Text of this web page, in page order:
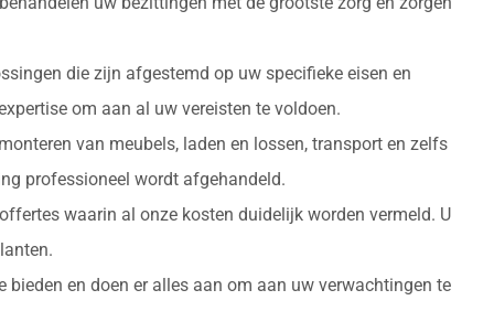
die zijn afgestemd op uw specifieke eisen en
om aan al uw vereisten te voldoen.
van meubels, laden en lossen, transport en zelfs
professioneel wordt afgehandeld.
waarin al onze kosten duidelijk worden vermeld. U
en doen er alles aan om aan uw verwachtingen te